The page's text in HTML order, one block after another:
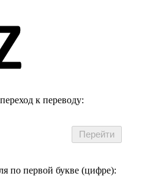
к переводу:
по первой букве (цифре):